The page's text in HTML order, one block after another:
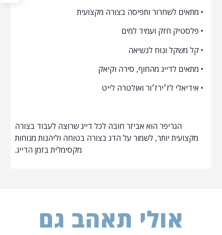
• מתאים לשחרור ותפיסה בצורה מקצועית
• פלסטיק חזק ועמיד למים
• קל משקל ונוח לנשיאה
• מתאים לדייג מהחוף, סירה וקיאק
• אידיאלי לז׳ירז׳ור ואולטרה לייט
הגריפר הוא אביזר חובה לכל דייג שרוצה לעבוד בצורה
מקצועית יותר, לשמור על הדג בצורה בטוחה וליהנות מנוחות
מקסימלית בזמן הדייג.
אולי תאהב גם